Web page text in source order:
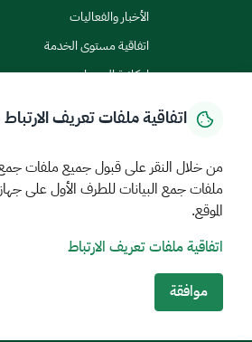
الأخبار والفعاليات
اتفاقية مستوى الخدمة
إمكانية الوصول
MEWA©جميع الحقوق محفوظة 2026
اتفاقية ملفات تعريف الارتباط
من خلال النقر على قبول جميع ملفات جمع
ملفات جمع البيانات للطرف الأول على
الموقع.
اتفاقية ملفات تعريف الارتباط
موافقة